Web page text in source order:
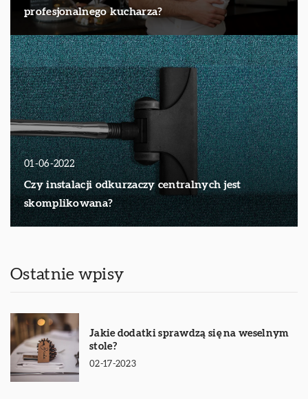
profesjonalnego kucharza?
01-06-2022
Czy instalacji odkurzaczy centralnych jest
skomplikowana?
Ostatnie wpisy
Jakie dodatki sprawdzą się na weselnym
stole?
02-17-2023